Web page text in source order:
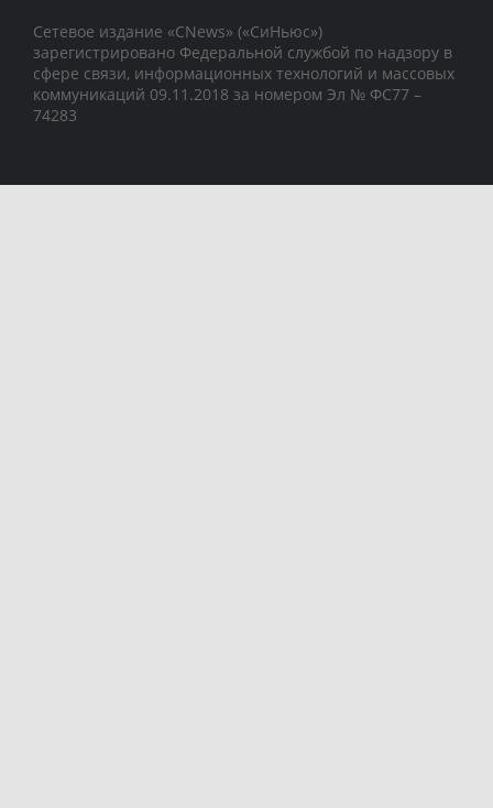
Сетевое издание «CNews» («СиНьюс»)
зарегистрировано Федеральной службой по надзору в
сфере связи, информационных технологий и массовых
коммуникаций 09.11.2018 за номером Эл № ФС77 –
74283